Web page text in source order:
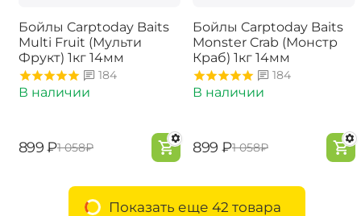
Бойлы Carptoday Baits
Multi Fruit (Мульти
Фрукт) 1кг 14мм
184
В наличии
‍899‍ ₽‍1 058‍₽
Бойлы Carptoday Baits
Monster Crab (Монстр
Краб) 1кг 14мм
184
В наличии
‍899‍ ₽‍1 058‍₽
Показать еще 42 товара